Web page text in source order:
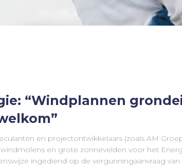
“Windplannen
en projectontwikkelaars (zoals AM
en grote zonnevelden voor het
ingediend op de vergunningaanvraag